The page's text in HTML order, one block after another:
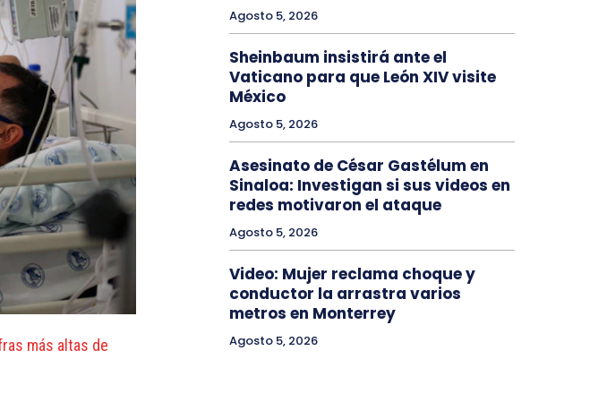
más altas de
Agosto 5, 2026
Sheinbaum insistirá ante el
Vaticano para que León XIV visite
México
Agosto 5, 2026
Asesinato de César Gastélum en
Sinaloa: Investigan si sus videos en
redes motivaron el ataque
Agosto 5, 2026
Video: Mujer reclama choque y
conductor la arrastra varios
metros en Monterrey
Agosto 5, 2026